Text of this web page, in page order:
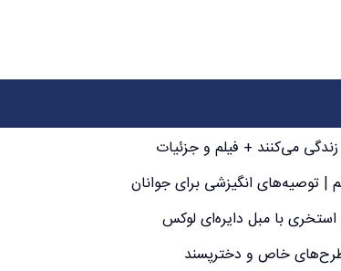
می‌کنند + فیلم و جزئیات
| توصیه‌های انگیزشی برای جوانان
با مبل دایره‌ای لوکس
خاص و دخترپسند